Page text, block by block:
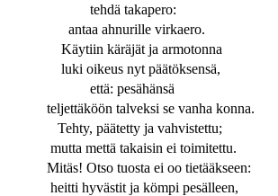
tehdä takapero:
antaa ahnurille virkaero.
Käytiin käräjät ja armotonna
luki oikeus nyt päätöksensä,
että: pesähänsä
teljettäköön talveksi se vanha konna.
Tehty, päätetty ja vahvistettu;
mutta mettä takaisin ei toimitettu.
Mitäs! Otso tuosta ei oo tietääkseen:
heitti hyvästit ja kömpi pesälleen,